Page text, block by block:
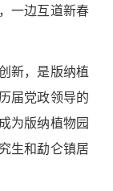
一边互道新春
新，是版纳植
届党政领导的
为版纳植物园
生和勐仑镇居